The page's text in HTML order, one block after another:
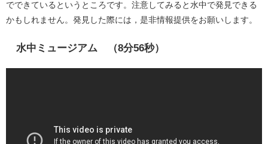
でできているというところです。注意してみると水中で発見できる
かもしれません。発見した際には，是非情報提供をお願いします。
水中ミュージアム （8分56秒）